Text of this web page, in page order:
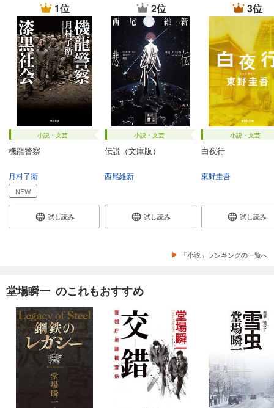
1位
小説・文芸
機龍警察
月村了衛
NEW
試し読み
2位
小説・文芸
伝説（文庫版）
西尾維新
試し読み
3位
小説・文芸
白夜行
東野圭吾
試し読み
「小説」ランキングの一覧へ
堂場瞬一 のこれもおすすめ